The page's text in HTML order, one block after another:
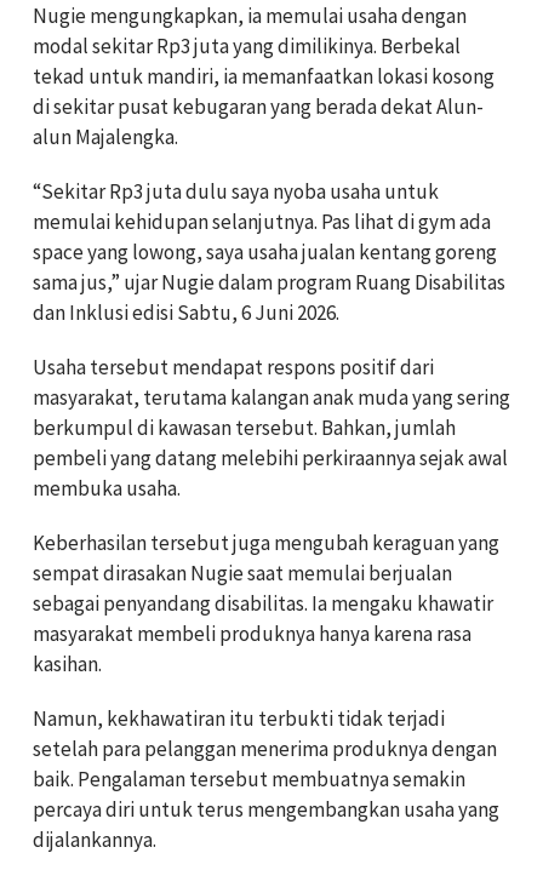
Nugie mengungkapkan, ia memulai usaha dengan
modal sekitar Rp3 juta yang dimilikinya. Berbekal
tekad untuk mandiri, ia memanfaatkan lokasi kosong
di sekitar pusat kebugaran yang berada dekat Alun-
alun Majalengka.
“Sekitar Rp3 juta dulu saya nyoba usaha untuk
memulai kehidupan selanjutnya. Pas lihat di gym ada
space yang lowong, saya usaha jualan kentang goreng
sama jus,” ujar Nugie dalam program Ruang Disabilitas
dan Inklusi edisi Sabtu, 6 Juni 2026.
Usaha tersebut mendapat respons positif dari
masyarakat, terutama kalangan anak muda yang sering
berkumpul di kawasan tersebut. Bahkan, jumlah
pembeli yang datang melebihi perkiraannya sejak awal
membuka usaha.
Keberhasilan tersebut juga mengubah keraguan yang
sempat dirasakan Nugie saat memulai berjualan
sebagai penyandang disabilitas. Ia mengaku khawatir
masyarakat membeli produknya hanya karena rasa
kasihan.
Namun, kekhawatiran itu terbukti tidak terjadi
setelah para pelanggan menerima produknya dengan
baik. Pengalaman tersebut membuatnya semakin
percaya diri untuk terus mengembangkan usaha yang
dijalankannya.